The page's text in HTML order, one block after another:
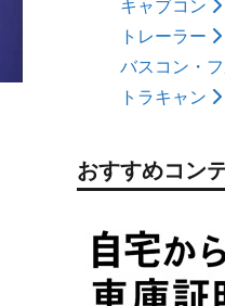
キャブコン
トレーラー
バスコン・
トラキャン
おすすめコン